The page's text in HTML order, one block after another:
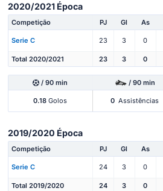
2020/2021 Época
Competição PJ Gl As
Serie C 23 3 0
Total 2020/2021 23 3 0
/ 90 min / 90 min
0.18 Golos 0 Assistências
2019/2020 Época
Competição PJ Gl As
Serie C 24 3 0
Total 2019/2020 24 3 0